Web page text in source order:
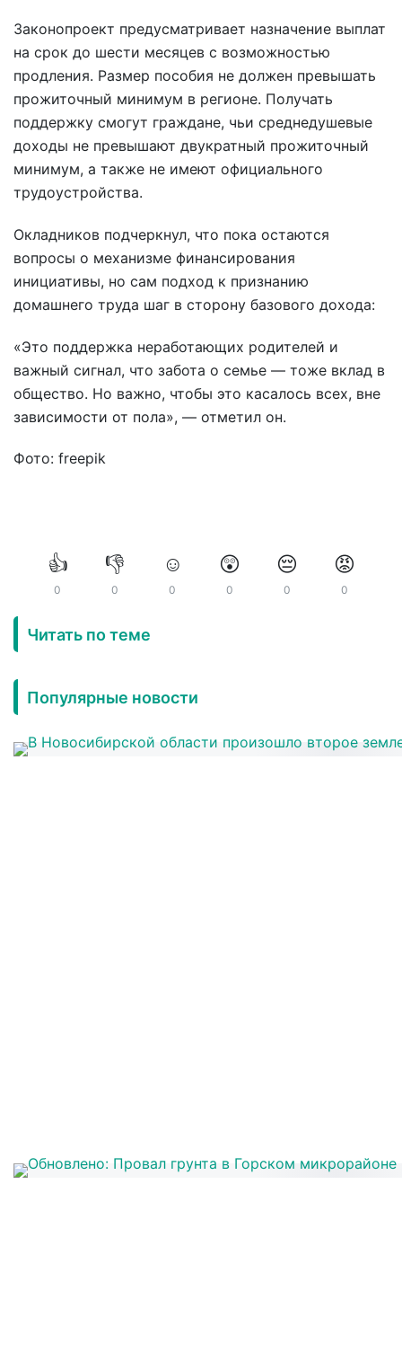
Законопроект предусматривает назначение выплат
на срок до шести месяцев с возможностью
продления. Размер пособия не должен превышать
прожиточный минимум в регионе. Получать
поддержку смогут граждане, чьи среднедушевые
доходы не превышают двукратный прожиточный
минимум, а также не имеют официального
трудоустройства.
Окладников подчеркнул, что пока остаются
вопросы о механизме финансирования
инициативы, но сам подход к признанию
домашнего труда шаг в сторону базового дохода:
«Это поддержка неработающих родителей и
важный сигнал, что забота о семье — тоже вклад в
общество. Но важно, чтобы это касалось всех, вне
зависимости от пола», — отметил он.
Фото: freepik
👍
0
👎
0
☺️
0
😲
0
😔
0
😡
0
Читать по теме
Популярные новости